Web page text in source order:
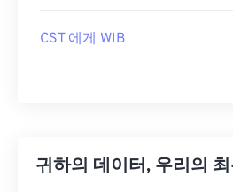
CST 에게 WIB
귀하의 데이터, 우리의